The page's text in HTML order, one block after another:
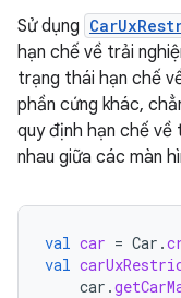
Sử dụng
hạn chế về trải
trạng thái hạn chế
phần cứng khác,
quy định hạn chế về
nhau giữa các màn
val car = Car .
val
car .